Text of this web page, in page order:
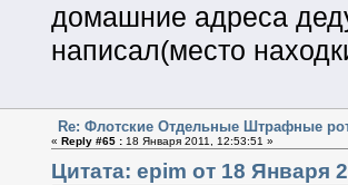
домашние адреса
написал(место
Re: Флотские Отдельные Штрафные
« Reply #65 :18 Января 2011, 12:53:51 »
Цитата: epim от 18 Января